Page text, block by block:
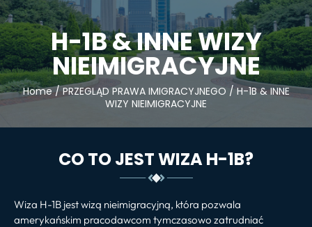
H-1B & INNE WIZY
NIEIMIGRACYJNE
Home/ PRZEGLĄD PRAWA IMIGRACYJNEGO / H-1B & INNE
WIZY NIEIMIGRACYJNE
CO TO JEST WIZA H-1B?
Wiza H-1B jest wizą nieimigracyjną, która pozwala
amerykańskim pracodawcom tymczasowo zatrudniać